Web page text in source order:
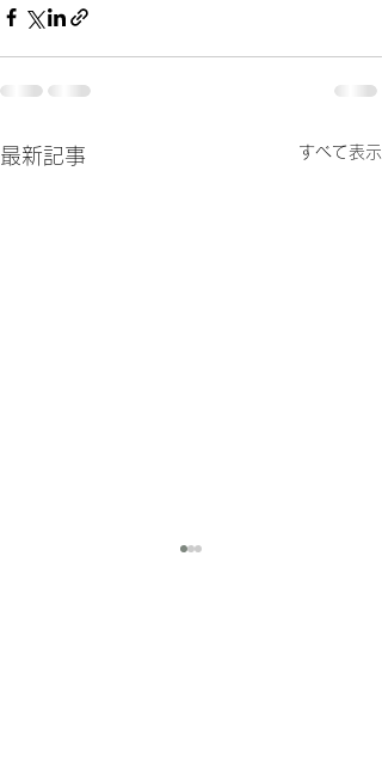
最新記事 すべて表示